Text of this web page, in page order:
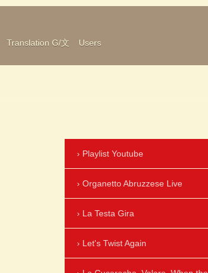
Translation G/文 Users
Playlist Youtube
Organetto Abruzzese Live
La Testa Gira
Let's Twist Again